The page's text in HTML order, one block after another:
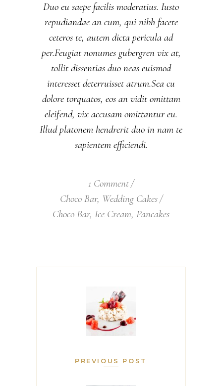
Duo eu saepe facilis moderatius. Iusto
repudiandae an cum, qui nibh facete
ceteros te, autem dicta pericula ad
per.Feugiat nonumes gubergren vix at,
tollit dissentias duo neas euismod
interesset deterruisset atrum.Sea cu
dolore torquatos, eos an vidit omittam
eleifend, vix accusam omittantur eu.
Illud platonem hendrerit duo in nam te
sapientem efficiendi.
1 Comment
Choco Bar, Wedding Cakes
Choco Bar, Ice Cream, Pancakes
PREVIOUS POST